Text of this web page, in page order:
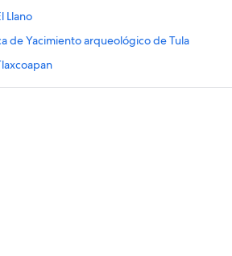
Llano
de Yacimiento arqueológico de Tula
en Ajacuba